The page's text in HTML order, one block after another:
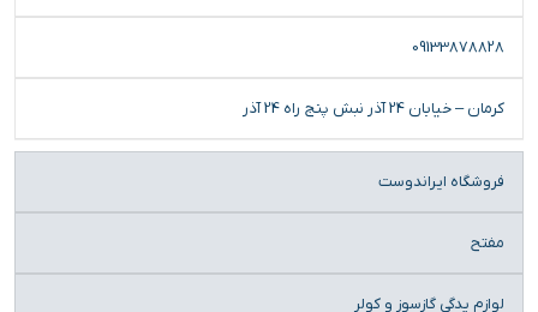
09133878828
کرمان – خیابان 24 آذر نبش پنج راه 24 آذر
فروشگاه ایراندوست
مفتح
لوازم یدگی گازسوز و کولر